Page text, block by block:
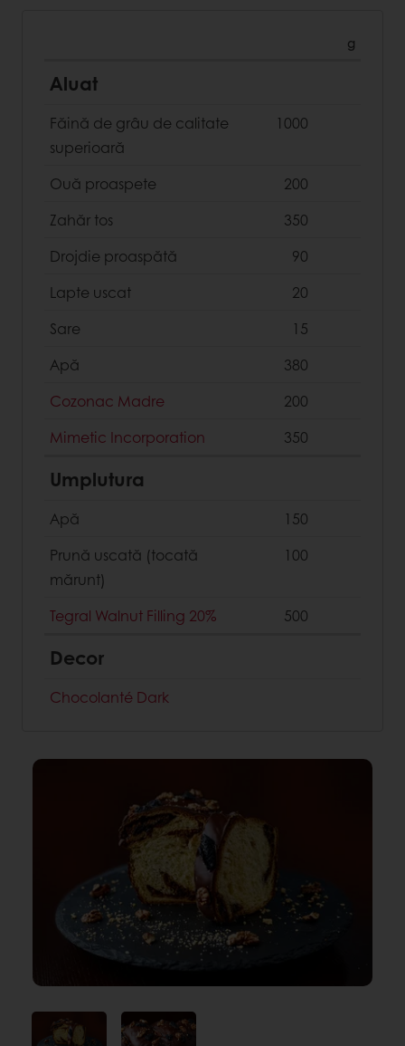
g
Aluat
Făină de grâu de calitate
superioară
1000
Ouă proaspete
200
Zahăr tos
350
Drojdie proaspătă
90
Lapte uscat
20
Sare
15
Apă
380
Cozonac Madre
200
Mimetic Incorporation
350
Umplutura
Apă
150
Prună uscată (tocată
mărunt)
100
Tegral Walnut Filling 20% 500
Decor
Chocolanté Dark